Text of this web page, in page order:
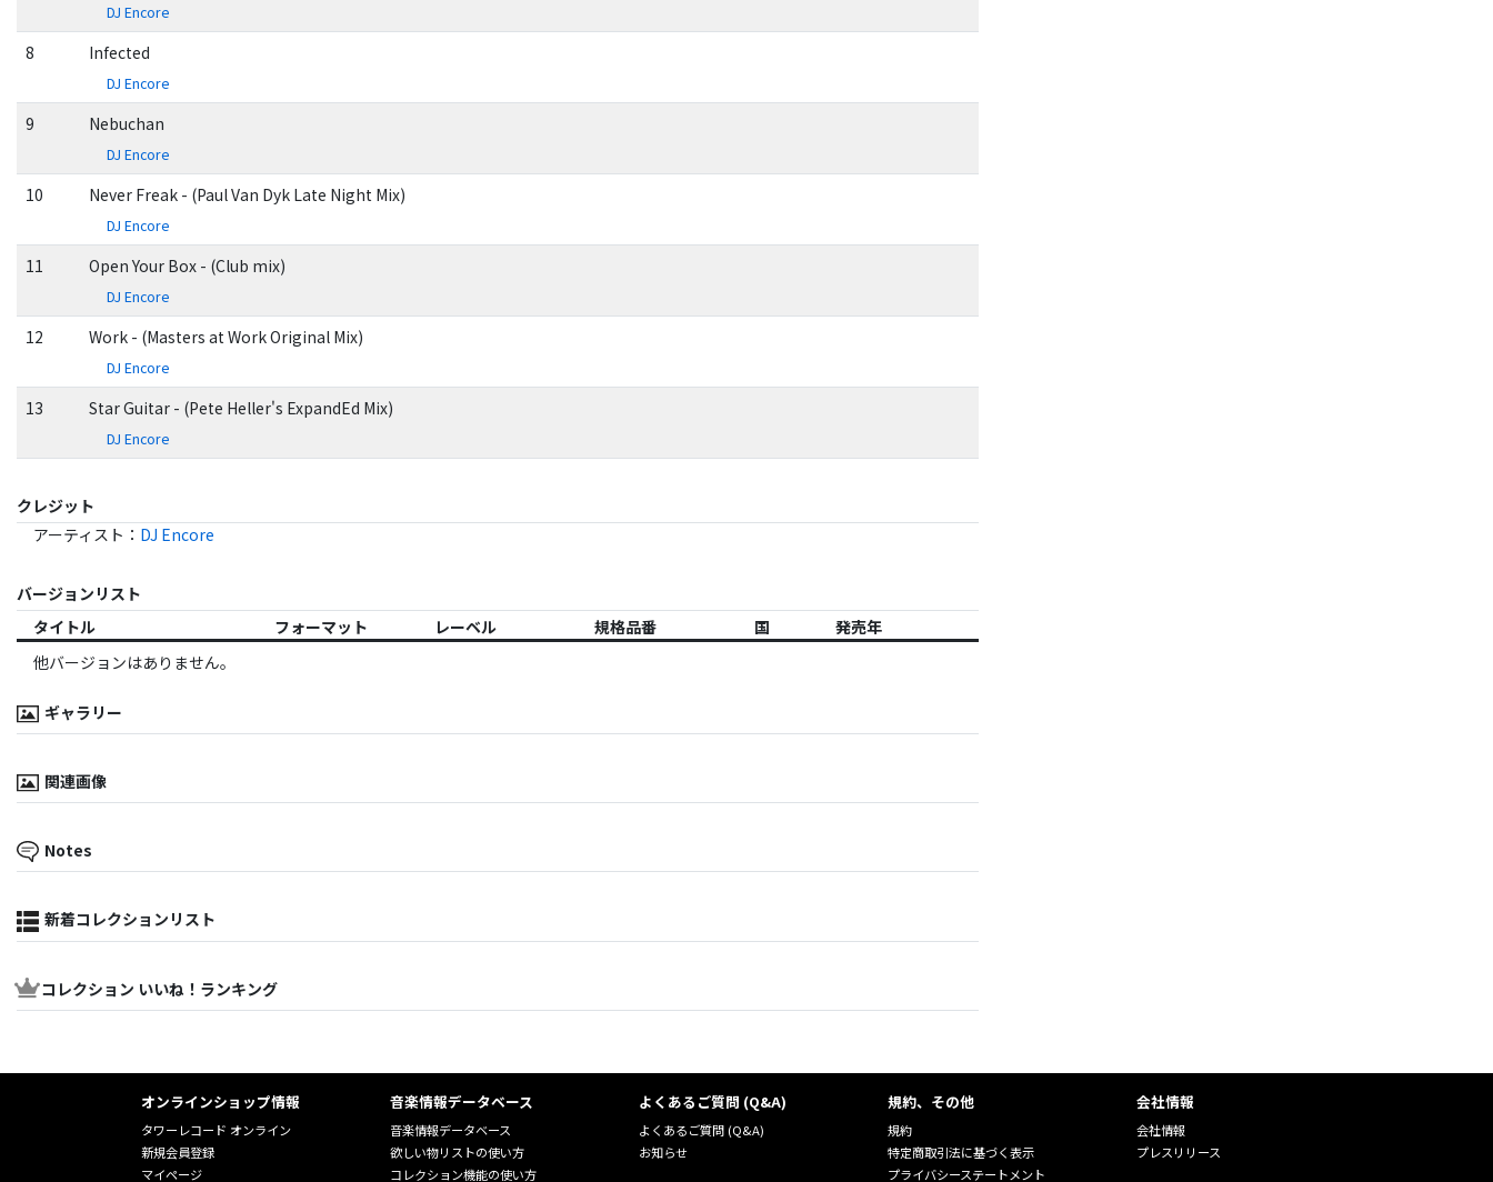
DJ Encore
8 Infected
DJ Encore
9 Nebuchan
DJ Encore
10 Never Freak - (Paul Van Dyk Late Night Mix)
DJ Encore
11 Open Your Box - (Club mix)
DJ Encore
12 Work - (Masters at Work Original Mix)
DJ Encore
13 Star Guitar - (Pete Heller's ExpandEd Mix)
DJ Encore
クレジット
アーティスト ： DJ Encore
バージョンリスト
タイトル
フォーマット レーベル 規格品番 国
発売年
他バージョンはありません。
ギャラリー
関連画像
Notes
新着コレクションリスト
コレクション いいね！ランキング
オンラインショップ情報
タワーレコード オンライン
新規会員登録
マイページ
音楽情報データベース
音楽情報データベース
欲しい物リストの使い方
コレクション機能の使い方
よくあるご質問 (Q&A)
よくあるご質問 (Q&A)
お知らせ
規約、その他
規約
特定商取引法に基づく表示
プライバシーステートメント
会社情報
会社情報
プレスリリース